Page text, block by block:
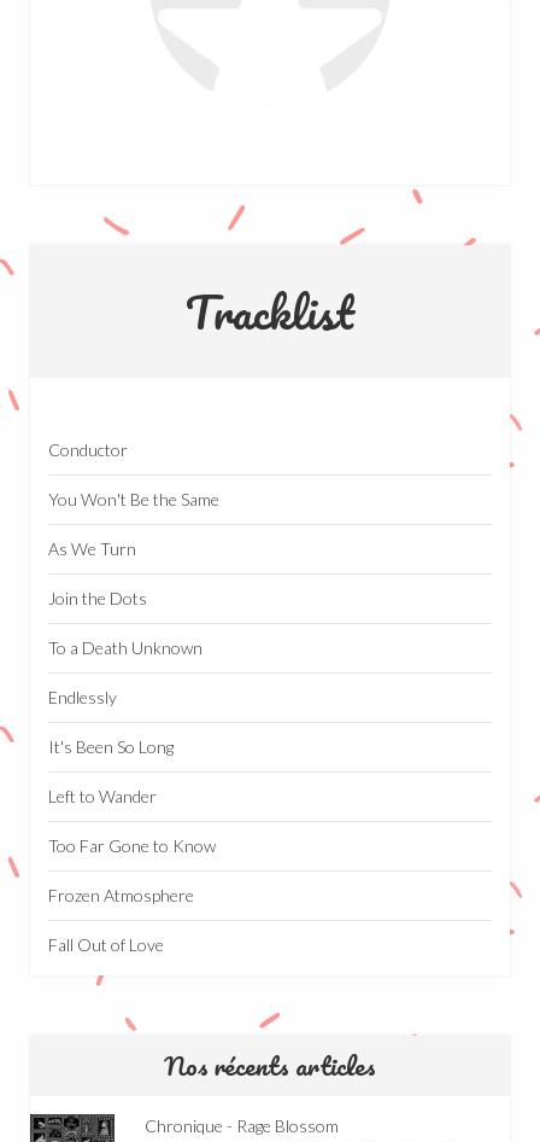
Tracklist
Conductor
You Won't Be the Same
As We Turn
Join the Dots
To a Death Unknown
Endlessly
It's Been So Long
Left to Wander
Too Far Gone to Know
Frozen Atmosphere
Fall Out of Love
Nos récents articles
Chronique - Rage Blossom